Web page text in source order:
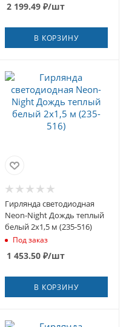
2 199.49₽/шт
В КОРЗИНУ
Гирлянда светодиодная
Neon-Night Дождь теплый
белый 2х1,5 м (235-516)
Под заказ
1 453.50₽/шт
В КОРЗИНУ